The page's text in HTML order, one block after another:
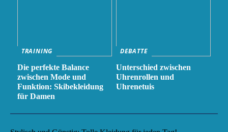
TRAINING
Die perfekte Balance
zwischen Mode und
Funktion: Skibekleidung
für Damen
DEBATTE
Unterschied zwischen
Uhrenrollen und
Uhrenetuis